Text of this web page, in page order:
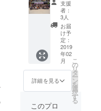
完了時
のホー
ム画像
をご提
示いた
だき入
場して
いただ
く形に
なりま
の場合
のご要
望をお
応えし
ます。
例：こ
の商品
の告知
をSNS
などで
してほ
しい！
無料ア
プリな
支援
者：
3人
お届
け予
定：
2019
年02
月
詳細を見る
こ
の
リ
タ
ー
ン
を
選
択
す
る
このプロ